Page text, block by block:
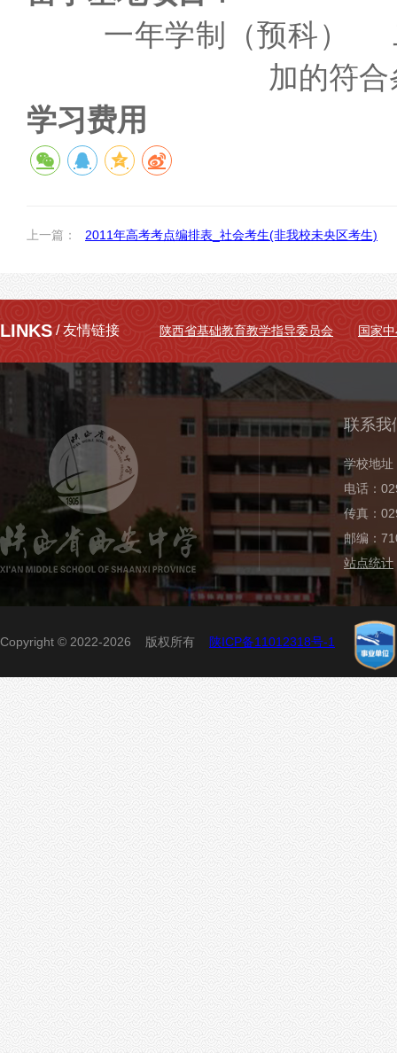
一年学制（预科）
加的符
学习费用
上一篇： 2011年高考考点编排表_社会考生(非我校未央区考生)
LINKS / 友情链接 陕西省基础教育教学指导委员会 国家
联系我
学校地址
电话：
传真：
邮编：
站点统计
Copyright © 2022-2026 版权所有 陕ICP备11012318号-1